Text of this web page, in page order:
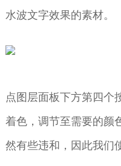
水波文字效果的素材。
点图层面板下方第四个
着色，调节至需要的颜
然有些违和，因此我们